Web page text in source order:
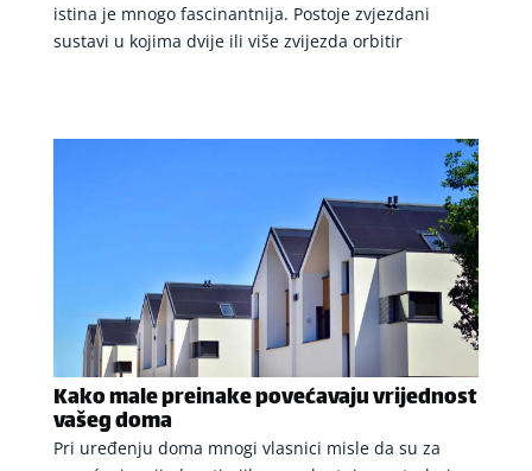
istina je mnogo fascinantnija. Postoje zvjezdani
sustavi u kojima dvije ili više zvijezda orbitir
Kako male preinake povećavaju vrijednost
vašeg doma
Pri uređenju doma mnogi vlasnici misle da su za